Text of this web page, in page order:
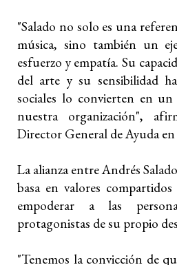
"Salado no solo es una
música, sino también un
esfuerzo y empatía. Su
del arte y su sensibilidad
sociales lo convierten en un
nuestra organización",
Director General de Ayuda
La alianza entre Andrés
basa en valores
empoderar a las
protagonistas de su propio
"Tenemos la convicción de